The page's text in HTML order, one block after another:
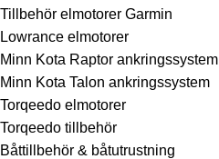
Tillbehör elmotorer Garmin
Lowrance elmotorer
Minn Kota Raptor ankringssystem
Minn Kota Talon ankringssystem
Torqeedo elmotorer
Torqeedo tillbehör
Båttillbehör & båtutrustning